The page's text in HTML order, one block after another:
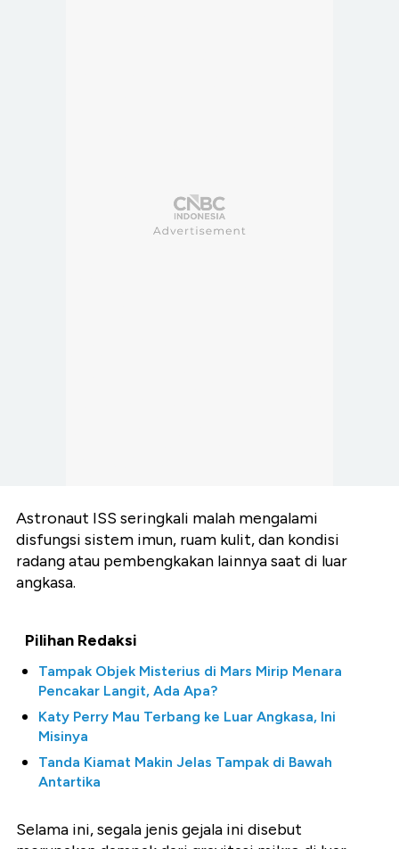
Astronaut ISS seringkali malah mengalami
disfungsi sistem imun, ruam kulit, dan kondisi
radang atau pembengkakan lainnya saat di luar
angkasa.
Pilihan Redaksi
Tampak Objek Misterius di Mars Mirip Menara
Pencakar Langit, Ada Apa?
Katy Perry Mau Terbang ke Luar Angkasa, Ini
Misinya
Tanda Kiamat Makin Jelas Tampak di Bawah
Antartika
Selama ini, segala jenis gejala ini disebut